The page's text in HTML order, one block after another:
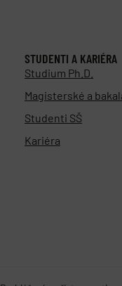
STUDENTI A KARIÉRA
Studium Ph.D.
Magisterské a
Studenti SŠ
Kariéra